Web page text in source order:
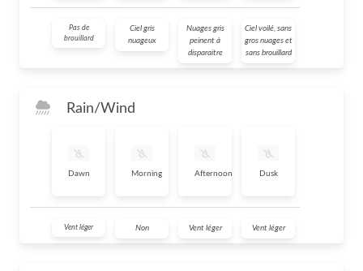
Pas de
brouillard
Ciel gris
nuageux
Nuages gris
peinent à
disparaitre
Ciel voilé, sans
gros nuages et
sans brouillard
Rain/Wind
Dawn Morning Afternoon Dusk
Vent léger Non Vent léger Vent léger